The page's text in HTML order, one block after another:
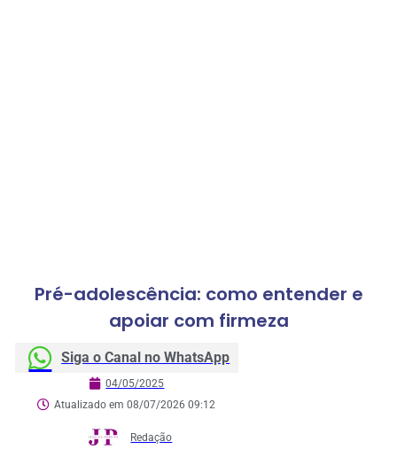
Pré-adolescência: como entender e
apoiar com firmeza
Siga o Canal no WhatsApp
04/05/2025
Atualizado em 08/07/2026 09:12
Redação